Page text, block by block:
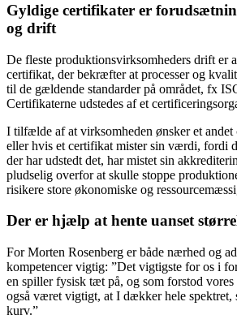
Gyldige certifikater er
og drift
De fleste produktionsvirksomheders drift er
certifikat, der bekræfter at processer og
til de gældende standarder på området, fx
Certifikaterne udstedes af et
I tilfælde af at virksomheden ønsker et andet
eller hvis et certifikat mister sin værdi, fordi
der har udstedt det, har mistet sin
pludselig overfor at skulle stoppe
risikere store økonomiske og
Der er hjælp at hente uanset
For Morten Rosenberg er både nærhed og
kompetencer vigtig: ”Det vigtigste for os i
en spiller fysisk tæt på, og som forstod vores
også været vigtigt, at I dækker hele spektret,
kurv.”